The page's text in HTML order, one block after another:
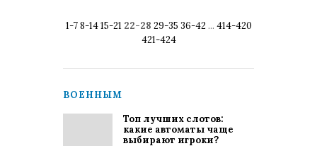
1-7 8-14 15-21 22-28 29-35 36-42 ... 414-420
421-424
ВОЕННЫМ
Топ лучших слотов:
какие автоматы чаще
выбирают игроки?